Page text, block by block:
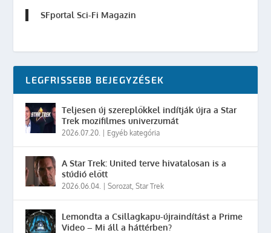
SFportal Sci-Fi Magazin
LEGFRISSEBB BEJEGYZÉSEK
Teljesen új szereplőkkel indítják újra a Star
Trek mozifilmes univerzumát
2026.07.20. Egyéb kategória
A Star Trek: United terve hivatalosan is a
stúdió előtt
2026.06.04. |Sorozat,Star Trek
Lemondta a Csillagkapu-újraindítást a Prime
Video – Mi áll a háttérben?